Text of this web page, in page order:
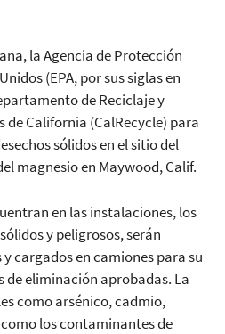
la Agencia de Protección
(EPA, por sus siglas en
de Reciclaje y
de California (CalRecycle) para
sólidos en el sitio del
magnesio en Maywood, Calif.
en las instalaciones, los
y peligrosos, serán
cargados en camiones para su
eliminación aprobadas. La
como arsénico, cadmio,
los contaminantes de